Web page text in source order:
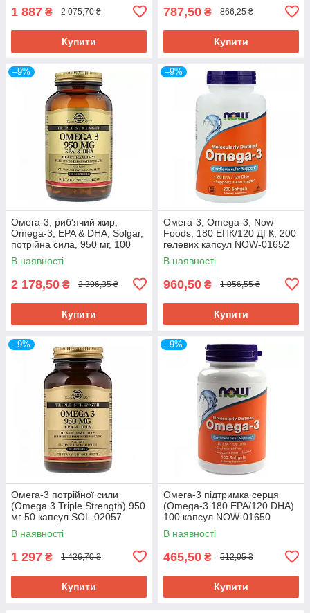
1 887 ₴ 2 075,70 ₴
Купити
787,50 ₴ 866,25 ₴
Купити
–9%
Омега-3, риб'ячий жир,
Omega-3, EPA & DHA, Solgar,
потрійна сила, 950 мг, 100
гелевих капсул SOL-02058
В наявності
2 178,50 ₴ 2 396,35 ₴
Купити
–9%
Омега-3, Omega-3, Now
Foods, 180 ЕПК/120 ДГК, 200
гелевих капсул NOW-01652
В наявності
960,50 ₴ 1 056,55 ₴
Купити
–9%
Омега-3 потрійної сили
(Omega 3 Triple Strength) 950
мг 50 капсул SOL-02057
В наявності
1 297 ₴ 1 426,70 ₴
Купити
–9%
Омега-3 підтримка серця
(Omega-3 180 EPA/120 DHA)
100 капсул NOW-01650
В наявності
465,50 ₴ 512,05 ₴
Купити